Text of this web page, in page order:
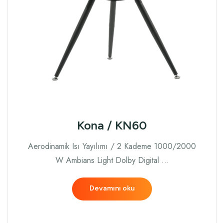
Kona / KN60
Aerodinamik Isı Yayılımı / 2 Kademe 1000/2000
W Ambians Light Dolby Digital …
Devamını oku